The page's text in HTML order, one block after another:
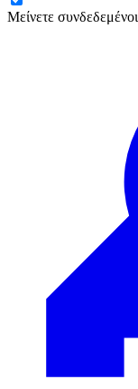
Μείνετε συνδεδεμένοι